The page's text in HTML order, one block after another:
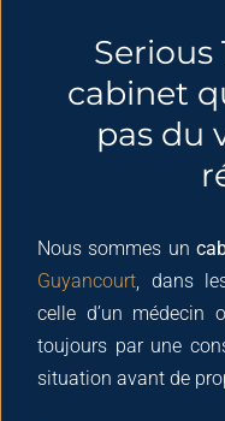
Serious
cabinet
pas du
Nous sommes un
Guyancourt, dans
celle d’un médecin
toujours par une
situation avant de